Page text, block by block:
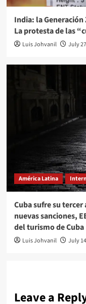
India: la
La protesta de las
Luis Johvanil July
América Latina
Cuba sufre su
nuevas sanciones,
del turismo de Cuba
Luis Johvanil July
Leave a